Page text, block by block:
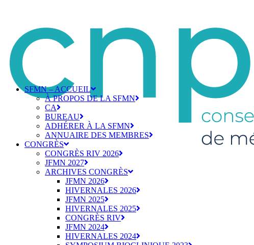
SFMN – ACCUEIL
À PROPOS DE LA SFMN
CA
BUREAU
ADHÉRER À LA SFMN
ANNUAIRE DES MEMBRES
CONGRÈS
CONGRÈS RIV 2026
JFMN 2027
ARCHIVES CONGRÈS
JFMN 2026
HIVERNALES 2026
JFMN 2025
HIVERNALES 2025
CONGRÈS RIV
JFMN 2024
HIVERNALES 2024